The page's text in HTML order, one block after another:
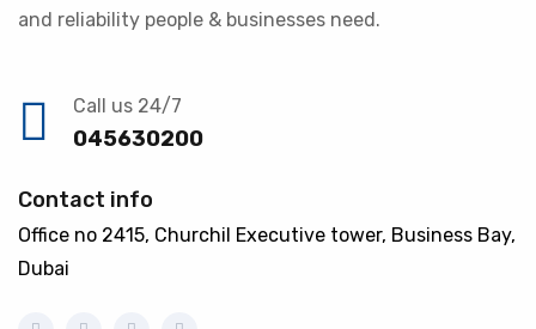
and reliability people & businesses need.
Call us 24/7
045630200
Contact info
Office no 2415, Churchil Executive tower, Business Bay,
Dubai